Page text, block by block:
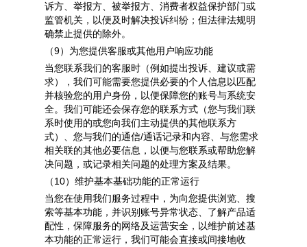
诉方、举报方、被举报方、消费者权益保护部门或
监管机关，以便及时解决投诉纠纷；但法律法规明
确禁止提供的除外。
（9）为您提供客服或其他用户响应功能
当您联系我们的客服时（例如提出投诉、建议或需
求），我们可能需要您提供必要的个人信息以匹配
并核验您的用户身份，以便保障您的账号与系统安
全。我们可能还会保存您的联系方式（您与我们联
系时使用的或您向我们主动提供的其他联系方
式）、您与我们的通信/通话记录和内容、与您需求
相关联的其他必要信息，以便与您联系或帮助您解
决问题，或记录相关问题的处理方案及结果。
（10）维护基本基础功能的正常运行
当您在使用我们服务过程中，为向您提供浏览、搜
索等基本功能，并识别账号异常状态、了解产品适
配性，保障服务的网络及运营安全，以维护前述基
本功能的正常运行，我们可能会直接或间接地收